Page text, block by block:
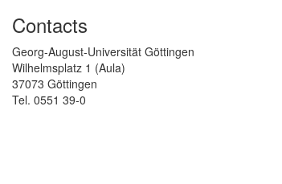
Contacts
Georg-August-Universität Göttingen
Wilhelmsplatz 1 (Aula)
37073 Göttingen
Tel. 0551 39-0